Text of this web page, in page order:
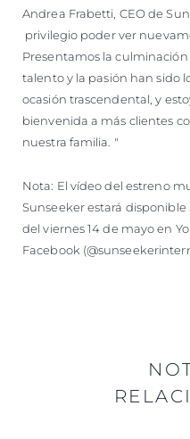
Andrea Frabetti, CEO de
privilegio poder ver
Presentamos la
talento y la pasión han sido
ocasión trascendental, y
bienvenida a más clientes
nuestra familia. "
Nota: El vídeo del estreno
Sunseeker estará disponible
del viernes 14 de mayo en
Facebook